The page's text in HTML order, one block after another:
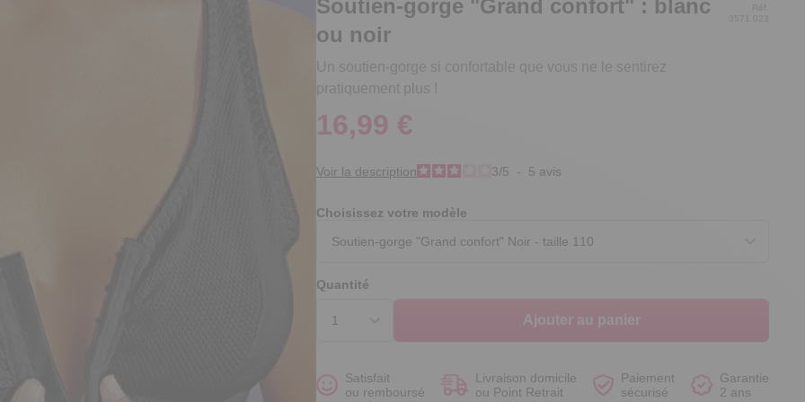
Soutien-gorge "Grand confort" : blanc
ou noir
Un soutien-gorge si confortable que vous ne le sentirez
pratiquement plus !
Réf.
3571.023
16,99 €
Voir la description 3/5 - 5 avis
Choisissez votre modèle
Quantité
Ajouter au panier
Satisfait
ou remboursé
Livraison domicile
ou Point Retrait
Paiement
sécurisé
Garantie
2 ans